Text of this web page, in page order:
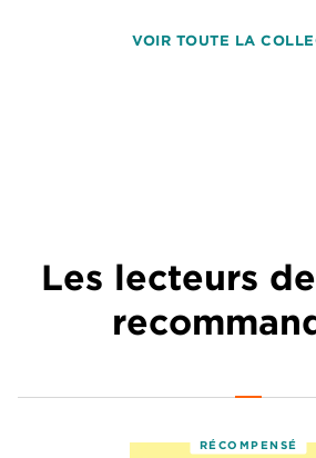
VOIR TOUTE LA
Les lecteurs
RÉCOMPENSÉ